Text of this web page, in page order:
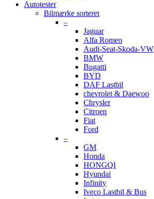
Autotester
Bilmærke sorteret
–
Jaguar
Alfa Romeo
Audi-Seat-Skoda-VW
BMW
Bugatti
BYD
DAF Lastbil
chevrolet & Daewoo
Chrysler
Citroen
Fiat
Ford
–
GM
Honda
HONGQI
Hyundai
Infinity
Iveco Lastbil & Bus